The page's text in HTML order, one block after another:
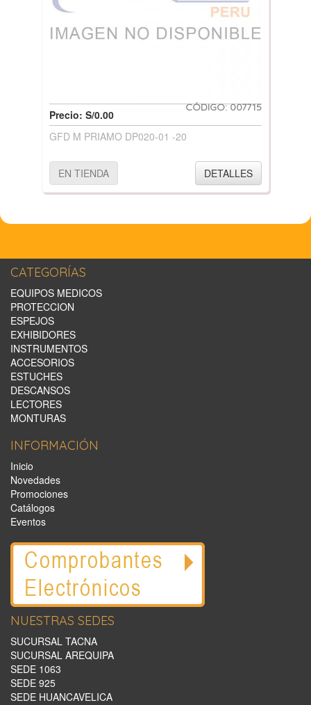
CÓDIGO: 007715
Precio: S/0.00
GFD M PRIAMO DP020-01 -20
EN TIENDA DETALLES
CATEGORÍAS
EQUIPOS MEDICOS
PROTECCION
ESPEJOS
EXHIBIDORES
INSTRUMENTOS
ACCESORIOS
ESTUCHES
DESCANSOS
LECTORES
MONTURAS
INFORMACIÓN
Inicio
Novedades
Promociones
Catálogos
Eventos
NUESTRAS SEDES
SUCURSAL TACNA
SUCURSAL AREQUIPA
SEDE 1063
SEDE 925
SEDE HUANCAVELICA